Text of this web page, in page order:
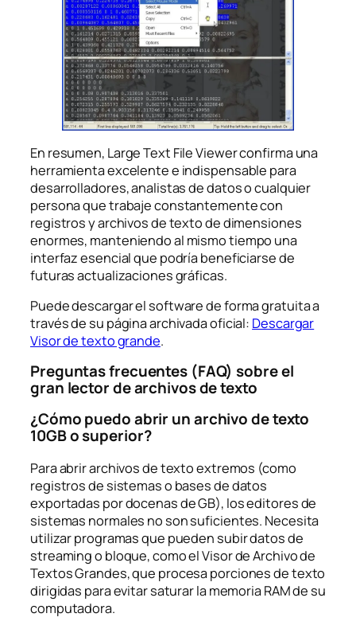
En resumen, Large Text File Viewer confirma una
herramienta excelente e indispensable para
desarrolladores, analistas de datos o cualquier
persona que trabaje constantemente con
registros y archivos de texto de dimensiones
enormes, manteniendo al mismo tiempo una
interfaz esencial que podría beneficiarse de
futuras actualizaciones gráficas.
Puede descargar el software de forma gratuita a
través de su página archivada oficial: Descargar
Visor de texto grande.
Preguntas frecuentes (FAQ) sobre el
gran lector de archivos de texto
¿Cómo puedo abrir un archivo de texto
10GB o superior?
Para abrir archivos de texto extremos (como
registros de sistemas o bases de datos
exportadas por docenas de GB), los editores de
sistemas normales no son suficientes. Necesita
utilizar programas que pueden subir datos de
streaming o bloque, como el Visor de Archivo de
Textos Grandes, que procesa porciones de texto
dirigidas para evitar saturar la memoria RAM de su
computadora.